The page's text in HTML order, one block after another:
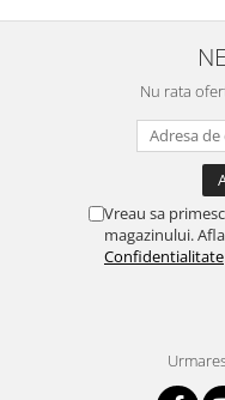
Nu rata
Vreau sa
magazinului.
Confidentialitate